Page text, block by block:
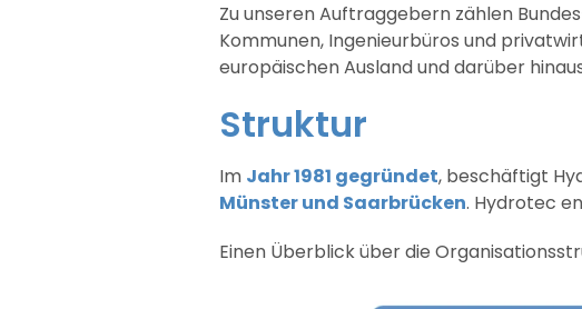
Zu unseren Auftraggebern zählen
Kommunen, Ingenieurbüros und
europäischen Ausland und darüber
Struktur
Im Jahr 1981 gegründet, beschäftigt
Münster und Saarbrücken. Hydrotec
Einen Überblick über die